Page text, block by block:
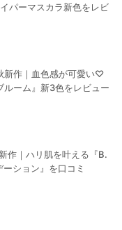
パーマスカラ新色をレビ
新作｜血色感が可愛い♡
ルーム』新3色をレビュー
作｜ハリ肌を叶える『B.
ション』を口コミ